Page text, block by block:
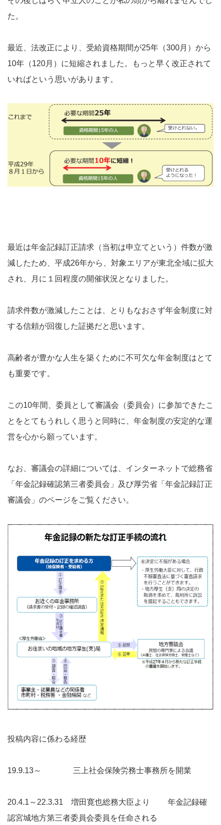
た。
最近、法改正により、受給資格期間が25年（300月）から
10年（120月）に短縮されました。もっと早く改正されて
いればという思いがあります。
最近は年金記録訂正請求（当初は申立てという）件数が激
減したため、平成26年から、対象エリアが東北全域に拡大
され、月に１回程度の開催状況となりました。
請求件数が激減したことは、とりもなおさず年金制度に対
する信頼が回復した証拠だと思います。
高齢者が豊かな人生を築くために不可欠な年金制度はとて
も重要です。
この10年間、委員として審議会（委員会）に参加できたこ
とをとてもうれしく思うと同時に、年金制度の安定的な運
営を心から願っています。
なお、審議会の詳細については、インターネットで総務省
「年金記録確認第三者委員会」及び厚労省「年金記録訂正
審議会」のページをご覧ください。
投稿内容に係わる経歴
19.9.13～ 三上社会保険労務士事務所を開業
20.4.1～22.3.31 増田寛也総務大臣より 年金記録確
認宮城地方第三者委員会委員を任命される